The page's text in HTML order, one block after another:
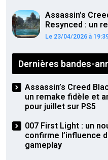
Assassin’s
Resynced : un
ambitieux
Le 23/04/2026 à
Dernières bandes-
Assassin’s Creed
un remake fidèle et
pour juillet sur PS5
007 First Light : un
confirme l’influence
gameplay